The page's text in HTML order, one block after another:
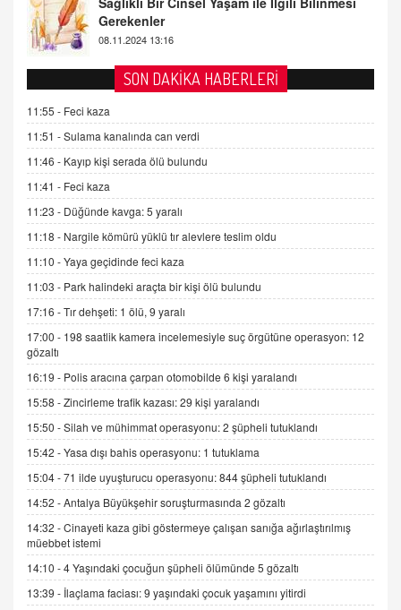
2 Kasım 2021 Salı 00:11
AV. DOĞAN CAN DOĞAN
Kişisel verilerin korunması ve dijital hukukun
gelişimi
15.09.2025 16:17
SEHER EREK
Kış Ayları Geldi, Hangi Önlemler Alınmalı?
9.12.2025 10:11
İNCİ GÜL AKÖL
Trump Keşke Adana'yı da Ziyaret Etse...
06.07.2026 13:00
ADEM AKÖL
Esed Destekçilerinin Yüzüne Vurulan Şamar:
Sednaya
11.12.2024 12:30
DR. EKREM ASLAN
Gerçek Ne, Algı Ne? "Beraber Yürüyoruz"
Cümlesinin Peşinden
19.07.2025 12:45
GÖNÜL MENEKŞE
Şifacının Yolu
04.11.2025 12:56
SON DAKİKA HABERLERİ
11:55 - Feci kaza
11:51 -Sulama kanalında can verdi
11:46 - Kayıp kişi serada ölü bulundu
11:41 - Feci kaza
11:23 - Düğünde kavga: 5 yaralı
11:18 - Nargile kömürü yüklü tır alevlere teslim oldu
11:10 -Yaya geçidinde feci kaza
11:03 - Park halindeki araçta bir kişi ölü bulundu
17:16 -Tır dehşeti: 1 ölü, 9 yaralı
17:00 - 198 saatlik kamera incelemesiyle suç örgütüne operasyon: 12
gözaltı
16:19 - Polis aracına çarpan otomobilde 6 kişi yaralandı
15:58 -Zincirleme trafik kazası: 29 kişi yaralandı
15:50 -Silah ve mühimmat operasyonu: 2 şüpheli tutuklandı
15:42 -Yasa dışı bahis operasyonu: 1 tutuklama
15:04 -71 ilde uyuşturucu operasyonu: 844 şüpheli tutuklandı
14:52 -Antalya Büyükşehir soruşturmasında 2 gözaltı
14:32 -Cinayeti kaza gibi göstermeye çalışan sanığa ağırlaştırılmış
müebbet istemi
14:10 -4 Yaşındaki çocuğun şüpheli ölümünde 5 gözaltı
13:39 - İlaçlama faciası: 9 yaşındaki çocuk yaşamını yitirdi